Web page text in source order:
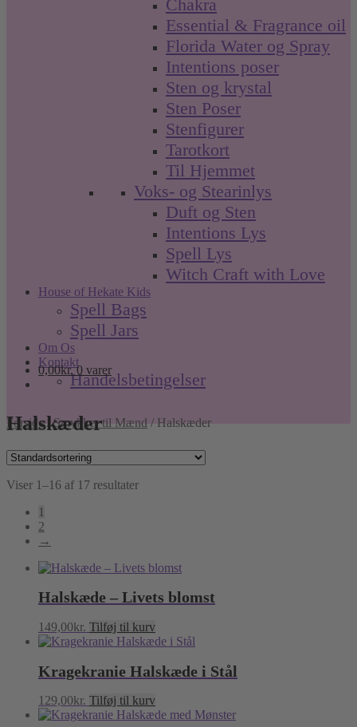
Chakra
Essential & Fragrance oil
Florida Water og Spray
Intentions poser
Sten og krystal
Sten Poser
Stenfigurer
Tarotkort
Til Hjemmet
Voks- og Stearinlys
Duft og Sten
Intentions Lys
Spell Lys
Witch Craft with Love
House of Hekate Kids
Spell Bags
Spell Jars
Om Os
Kontakt
Handelsbetingelser
0,00kr. 0 varer
Forside/Smykker til Mænd /Halskæder
Halskæder
Viser 1–16 af 17 resultater
1
2
→
Halskæde – Livets blomst
149,00kr. Tilføj til kurv
Kragekranie Halskæde i Stål
129,00kr. Tilføj til kurv